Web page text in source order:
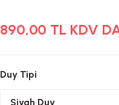
890,00 TL KDV
Duy Tipi